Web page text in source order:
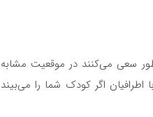
سعی می‌کنند در موقعیت مشابه
اگر کودک شما را می‌بیند